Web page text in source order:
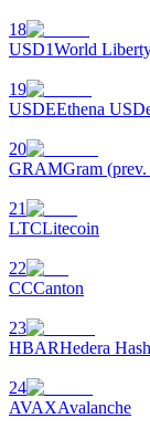
Auto Invest
Meer
18
USD1World
19
USDEEthena
20
GRAMGram
21
LTCLitecoin
22
CCCanton
23
HBARHedera
24
AVAXAvalanche